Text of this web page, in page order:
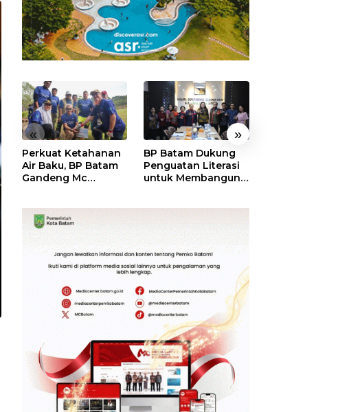
« »
Perkuat Ketahanan
Air Baku, BP Batam
Gandeng Mc
Bendungan Sei
Nongsa
BP Batam Dukung
Penguatan Literasi
untuk Membangun
Generasi Masa
Depan